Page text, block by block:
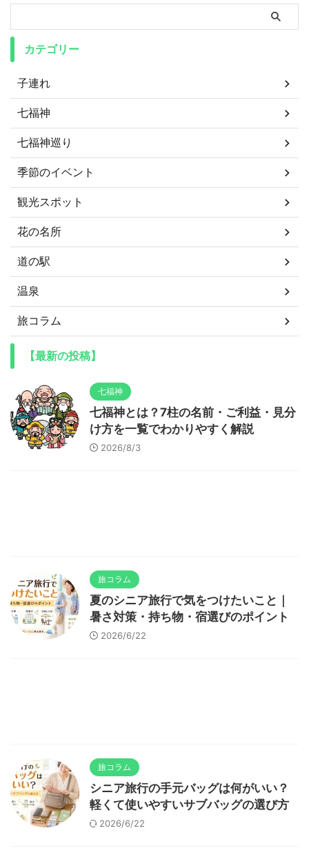
カテゴリー
子連れ
七福神
七福神巡り
季節のイベント
観光スポット
花の名所
道の駅
温泉
旅コラム
【最新の投稿】
七福神
七福神とは？7柱の名前・ご利益・見分
け方を一覧でわかりやすく解説
2026/8/3
旅コラム
夏のシニア旅行で気をつけたいこと｜
暑さ対策・持ち物・宿選びのポイント
2026/6/22
旅コラム
シニア旅行の手元バッグは何がいい？
軽くて使いやすいサブバッグの選び方
2026/6/22